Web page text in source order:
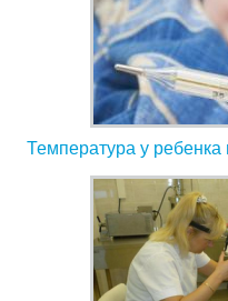
Температура у ребенка